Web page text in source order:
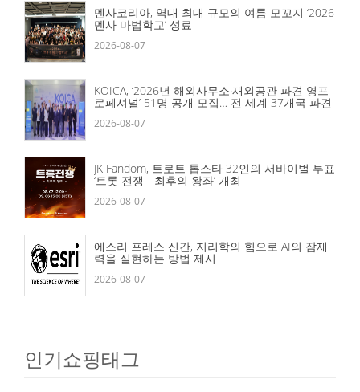
멘사코리아, 역대 최대 규모의 여름 모꼬지 ‘2026
멘사 마법학교’ 성료
2026-08-07
KOICA, ‘2026년 해외사무소·재외공관 파견 영프
로페셔널’ 51명 공개 모집… 전 세계 37개국 파견
2026-08-07
JK Fandom, 트로트 톱스타 32인의 서바이벌 투표
‘트롯 전쟁 - 최후의 왕좌’ 개최
2026-08-07
에스리 프레스 신간, 지리학의 힘으로 AI의 잠재
력을 실현하는 방법 제시
2026-08-07
인기쇼핑태그